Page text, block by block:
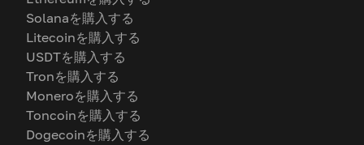
Solanaを購入する
Litecoinを購入する
USDTを購入する
Tronを購入する
Moneroを購入する
Toncoinを購入する
Dogecoinを購入する